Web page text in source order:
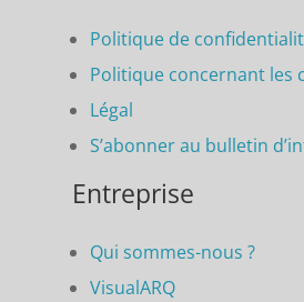
Politique de
Politique concernant les
Légal
S’abonner au bulletin
Entreprise
Qui sommes-nous ?
VisualARQ